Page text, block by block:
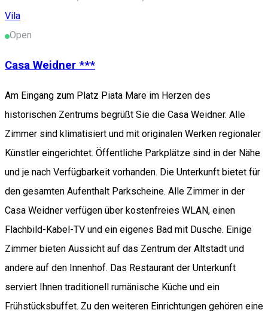
Vila
Open
Casa Weidner ***
Am Eingang zum Platz Piata Mare im Herzen des
historischen Zentrums begrüßt Sie die Casa Weidner. Alle
Zimmer sind klimatisiert und mit originalen Werken regionaler
Künstler eingerichtet. Öffentliche Parkplätze sind in der Nähe
und je nach Verfügbarkeit vorhanden. Die Unterkunft bietet für
den gesamten Aufenthalt Parkscheine. Alle Zimmer in der
Casa Weidner verfügen über kostenfreies WLAN, einen
Flachbild-Kabel-TV und ein eigenes Bad mit Dusche. Einige
Zimmer bieten Aussicht auf das Zentrum der Altstadt und
andere auf den Innenhof. Das Restaurant der Unterkunft
serviert Ihnen traditionell rumänische Küche und ein
Frühstücksbuffet. Zu den weiteren Einrichtungen gehören eine